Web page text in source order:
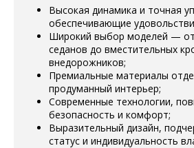
Высокая динамика и точная
обеспечивающие
Широкий выбор моделей —
седанов до вместительных
внедорожников;
Премиальные материалы
продуманный интерьер;
Современные технологии,
безопасность и комфорт;
Выразительный дизайн,
статус и индивидуальность